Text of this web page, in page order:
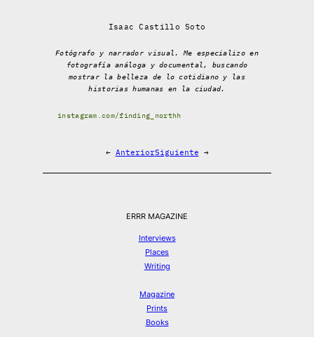
Isaac Castillo Soto
Fotógrafo y narrador visual. Me especializo en
fotografía análoga y documental, buscando
mostrar la belleza de lo cotidiano y las
historias humanas en la ciudad.
instagram.com/finding_northh
← AnteriorSiguiente →
ERRR MAGAZINE
Interviews
Places
Writing
Magazine
Prints
Books